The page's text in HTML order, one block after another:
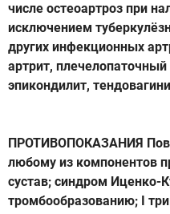
числе остеоартроз при
исключением
других инфекционных
артрит, плечелопаточный
эпикондилит,
ПРОТИВОПОКАЗАНИЯ
любому из компонентов
сустав; синдром Иценко-
тромбообразованию; I